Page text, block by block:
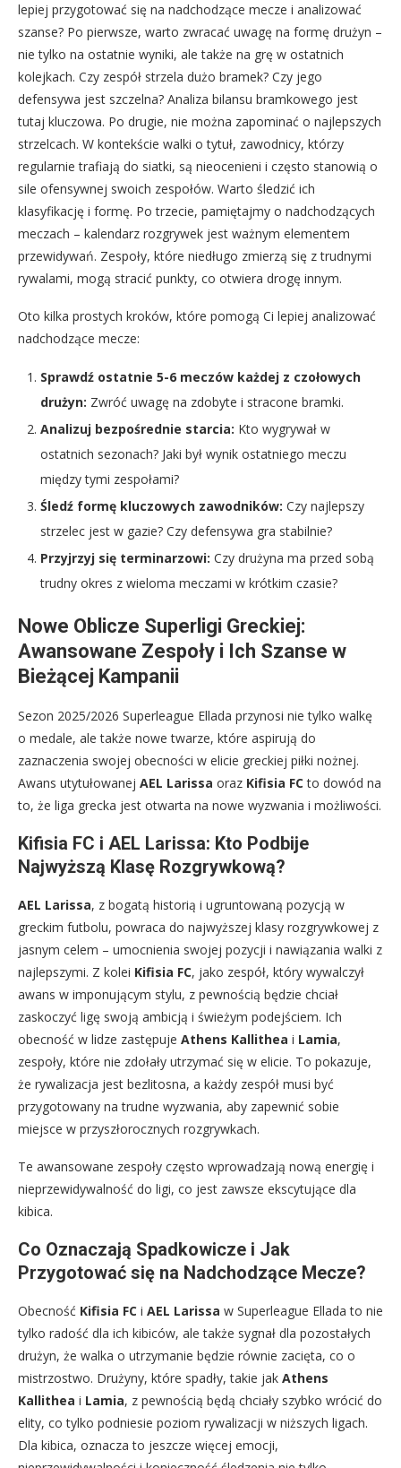
lepiej przygotować się na nadchodzące mecze i analizować
szanse? Po pierwsze, warto zwracać uwagę na formę drużyn –
nie tylko na ostatnie wyniki, ale także na grę w ostatnich
kolejkach. Czy zespół strzela dużo bramek? Czy jego
defensywa jest szczelna? Analiza bilansu bramkowego jest
tutaj kluczowa. Po drugie, nie można zapominać o najlepszych
strzelcach. W kontekście walki o tytuł, zawodnicy, którzy
regularnie trafiają do siatki, są nieocenieni i często stanowią o
sile ofensywnej swoich zespołów. Warto śledzić ich
klasyfikację i formę. Po trzecie, pamiętajmy o nadchodzących
meczach – kalendarz rozgrywek jest ważnym elementem
przewidywań. Zespoły, które niedługo zmierzą się z trudnymi
rywalami, mogą stracić punkty, co otwiera drogę innym.
Oto kilka prostych kroków, które pomogą Ci lepiej analizować
nadchodzące mecze:
Sprawdź ostatnie 5-6 meczów każdej z czołowych
drużyn: Zwróć uwagę na zdobyte i stracone bramki.
Analizuj bezpośrednie starcia: Kto wygrywał w
ostatnich sezonach? Jaki był wynik ostatniego meczu
między tymi zespołami?
Śledź formę kluczowych zawodników: Czy najlepszy
strzelec jest w gazie? Czy defensywa gra stabilnie?
Przyjrzyj się terminarzowi: Czy drużyna ma przed sobą
trudny okres z wieloma meczami w krótkim czasie?
Nowe Oblicze Superligi Greckiej:
Awansowane Zespoły i Ich Szanse w
Bieżącej Kampanii
Sezon 2025/2026 Superleague Ellada przynosi nie tylko walkę
o medale, ale także nowe twarze, które aspirują do
zaznaczenia swojej obecności w elicie greckiej piłki nożnej.
Awans utytułowanej AEL Larissa oraz Kifisia FCto dowód na
to, że liga grecka jest otwarta na nowe wyzwania i możliwości.
Kifisia FC i AEL Larissa: Kto Podbije
Najwyższą Klasę Rozgrywkową?
AEL Larissa, z bogatą historią i ugruntowaną pozycją w
greckim futbolu, powraca do najwyższej klasy rozgrywkowej z
jasnym celem – umocnienia swojej pozycji i nawiązania walki z
najlepszymi. Z kolei Kifisia FC, jako zespół, który wywalczył
awans w imponującym stylu, z pewnością będzie chciał
zaskoczyć ligę swoją ambicją i świeżym podejściem. Ich
obecność w lidze zastępuje Athens Kallithea i Lamia,
zespoły, które nie zdołały utrzymać się w elicie. To pokazuje,
że rywalizacja jest bezlitosna, a każdy zespół musi być
przygotowany na trudne wyzwania, aby zapewnić sobie
miejsce w przyszłorocznych rozgrywkach.
Te awansowane zespoły często wprowadzają nową energię i
nieprzewidywalność do ligi, co jest zawsze ekscytujące dla
kibica.
Co Oznaczają Spadkowicze i Jak
Przygotować się na Nadchodzące Mecze?
Obecność Kifisia FC i AEL Larissa w Superleague Ellada to nie
tylko radość dla ich kibiców, ale także sygnał dla pozostałych
drużyn, że walka o utrzymanie będzie równie zacięta, co o
mistrzostwo. Drużyny, które spadły, takie jak Athens
Kallithea i Lamia, z pewnością będą chciały szybko wrócić do
elity, co tylko podniesie poziom rywalizacji w niższych ligach.
Dla kibica, oznacza to jeszcze więcej emocji,